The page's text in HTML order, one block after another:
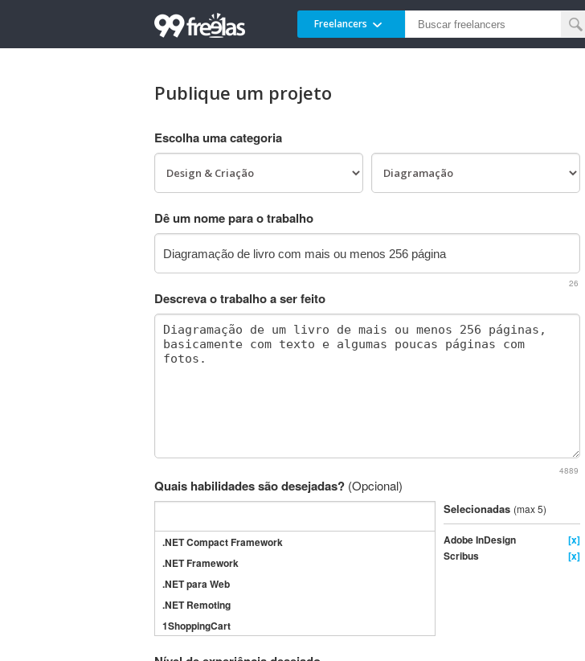
Freelancers
Publique um projeto
Escolha uma categoria
Dê um nome para o trabalho
26
Descreva o trabalho a ser feito
4889
Quais habilidades são desejadas? (Opcional)
.NET Compact Framework
.NET Framework
.NET para Web
.NET Remoting
1ShoppingCart
Selecionadas (max 5)
Adobe InDesign
[x]
Scribus
[x]